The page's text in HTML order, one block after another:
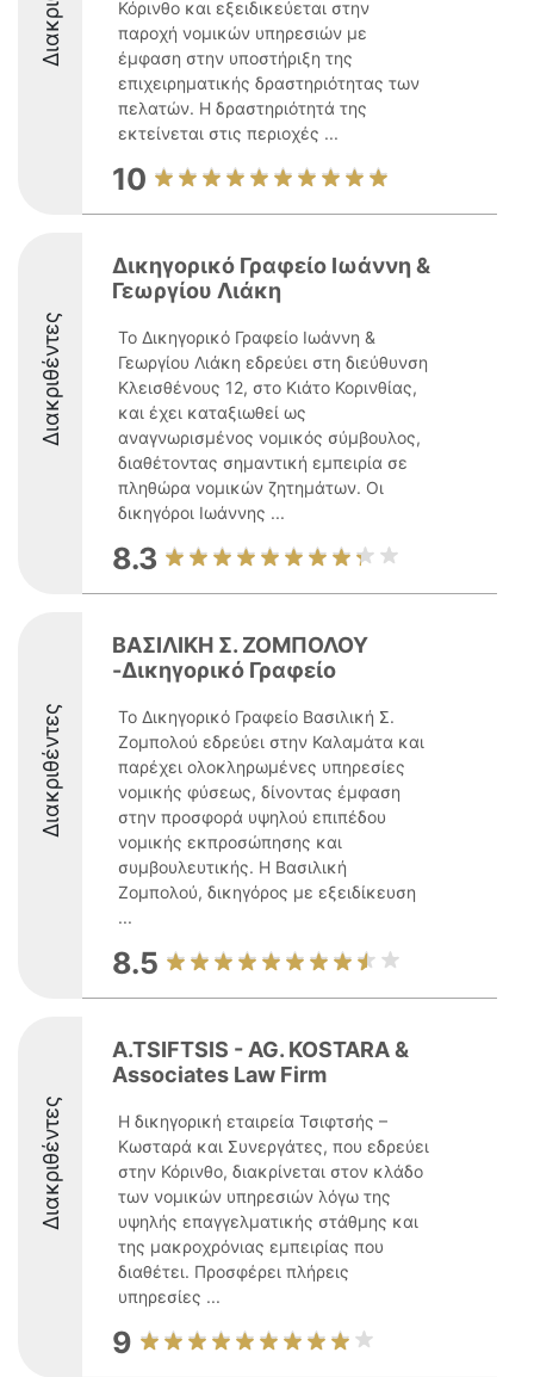
Κόρινθο και εξειδικεύεται στην
παροχή νομικών υπηρεσιών με
έμφαση στην υποστήριξη της
επιχειρηματικής δραστηριότητας των
πελατών. Η δραστηριότητά της
εκτείνεται στις περιοχές ...
10
Διακριθέντες
Δικηγορικό Γραφείο Ιωάννη &
Γεωργίου Λιάκη
Το Δικηγορικό Γραφείο Ιωάννη &
Γεωργίου Λιάκη εδρεύει στη διεύθυνση
Κλεισθένους 12, στο Κιάτο Κορινθίας,
και έχει καταξιωθεί ως
αναγνωρισμένος νομικός σύμβουλος,
διαθέτοντας σημαντική εμπειρία σε
πληθώρα νομικών ζητημάτων. Οι
δικηγόροι Ιωάννης ...
8.3
Διακριθέντες
ΒΑΣΙΛΙΚΗ Σ. ΖΟΜΠΟΛΟΥ
-Δικηγορικό Γραφείο
Το Δικηγορικό Γραφείο Βασιλική Σ.
Ζομπολού εδρεύει στην Καλαμάτα και
παρέχει ολοκληρωμένες υπηρεσίες
νομικής φύσεως, δίνοντας έμφαση
στην προσφορά υψηλού επιπέδου
νομικής εκπροσώπησης και
συμβουλευτικής. Η Βασιλική
Ζομπολού, δικηγόρος με εξειδίκευση
...
8.5
Διακριθέντες
A.TSIFTSIS - AG. KOSTARA &
Associates Law Firm
Η δικηγορική εταιρεία Τσιφτσής –
Κωσταρά και Συνεργάτες, που εδρεύει
στην Κόρινθο, διακρίνεται στον κλάδο
των νομικών υπηρεσιών λόγω της
υψηλής επαγγελματικής στάθμης και
της μακροχρόνιας εμπειρίας που
διαθέτει. Προσφέρει πλήρεις
υπηρεσίες ...
9